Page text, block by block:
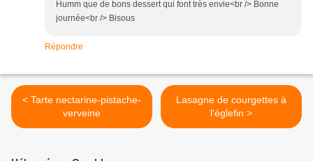
Humm que de bons dessert qui font très envie<br /> Bonne
journée<br /> Bisous
Répondre
< Tarte nectarine-pistache-
verveine
Lasagne de courgettes à
l'églefin >